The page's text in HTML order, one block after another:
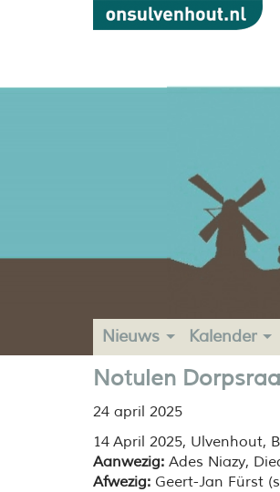
Nieuws Kalender
Notulen
24 april 2025
14 April 2025, Ulvenhout,
Aanwezig: Ades Niazy,
Afwezig: Geert-Jan Fürst